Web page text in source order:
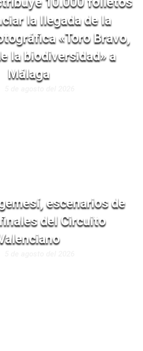
la llegada de la
«Toro Bravo,
la biodiversidad» a
Málaga
escenarios de
del Circuito